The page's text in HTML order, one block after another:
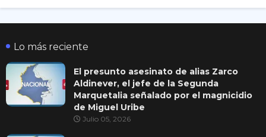
Lo más reciente
El presunto asesinato de alias Zarco
Aldinever, el jefe de la Segunda
Marquetalia señalado por el magnicidio
de Miguel Uribe
Julio 05, 2026